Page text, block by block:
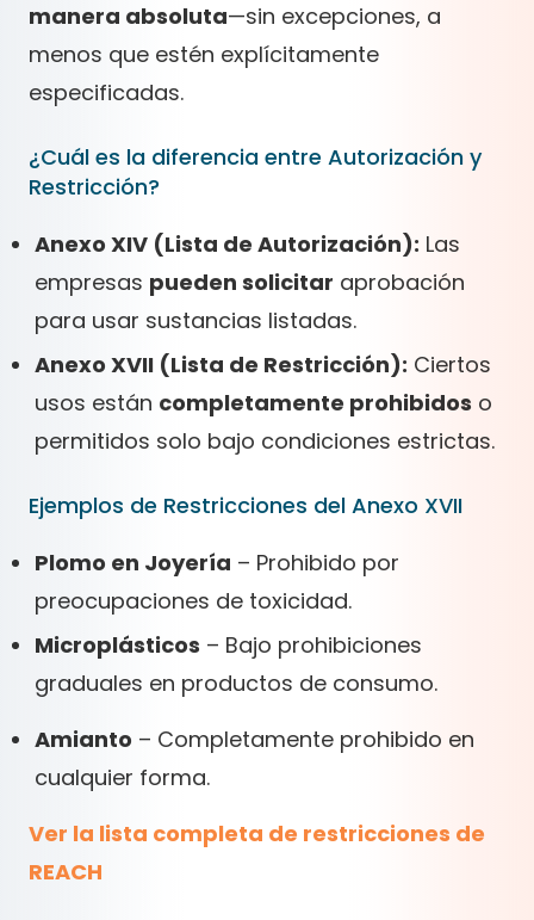
manera absoluta—sin excepciones, a
menos que estén explícitamente
especificadas.
¿Cuál es la diferencia entre Autorización y
Restricción?
Anexo XIV (Lista de Autorización): Las
empresas pueden solicitar aprobación
para usar sustancias listadas.
Anexo XVII (Lista de Restricción): Ciertos
usos están completamente prohibidos o
permitidos solo bajo condiciones estrictas.
Ejemplos de Restricciones del Anexo XVII
Plomo en Joyería – Prohibido por
preocupaciones de toxicidad.
Microplásticos – Bajo prohibiciones
graduales en productos de consumo.
Amianto – Completamente prohibido en
cualquier forma.
Ver la lista completa de restricciones de
REACH